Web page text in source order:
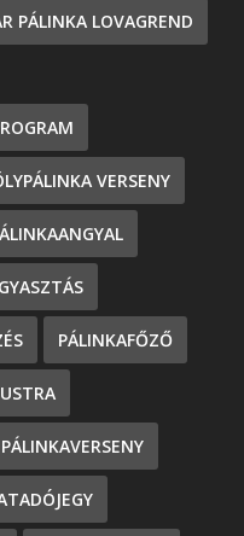
PÁLINKA LOVAGREND
VERSENY
PÁLINKAFŐZŐ
PÁLINKAVERSENY